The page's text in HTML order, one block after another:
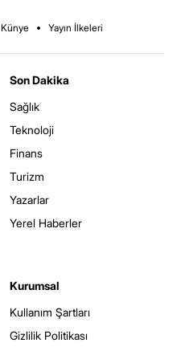
Künye Yayın İlkeleri
Son Dakika
Sağlık
Teknoloji
Finans
Turizm
Yazarlar
Yerel Haberler
Kurumsal
Kullanım Şartları
Gizlilik Politikası